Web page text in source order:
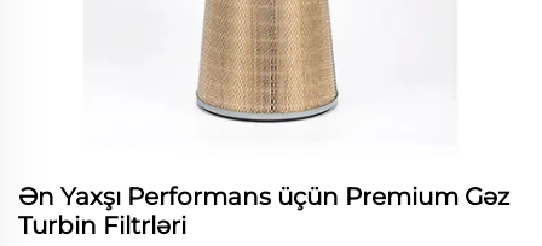
Ən Yaxşı Performans üçün Premium Gəz
Turbin Filtrləri